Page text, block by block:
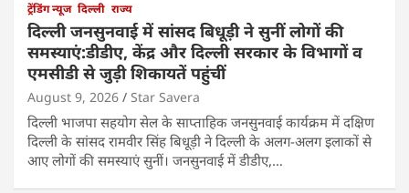
ट्रेंडिंग न्यूज दिल्ली राज्य
दिल्ली जनसुनवाई में सांसद बिधूड़ी ने सुनीं लोगों की
समस्याएं:डीडीए, केंद्र और दिल्ली सरकार के विभागों व
एमसीडी से जुड़ी शिकायतें पहुंचीं
August 9, 2026 Star Savera
दिल्ली भाजपा सहयोग सेल के साप्ताहिक जनसुनवाई कार्यक्रम में दक्षिण
दिल्ली के सांसद रामवीर सिंह बिधूड़ी ने दिल्ली के अलग-अलग इलाकों से
आए लोगों की समस्याएं सुनीं। जनसुनवाई में डीडीए,…